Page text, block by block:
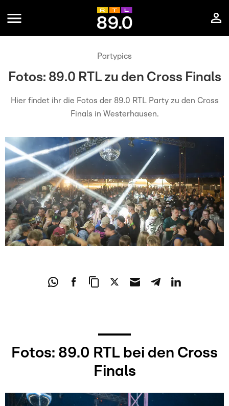
Partypics
Fotos: 89.0 RTL zu den Cross Finals
Hier findet ihr die Fotos der 89.0 RTL Party zu den Cross
Finals in Westerhausen.
Fotos: 89.0 RTL bei den Cross
Finals